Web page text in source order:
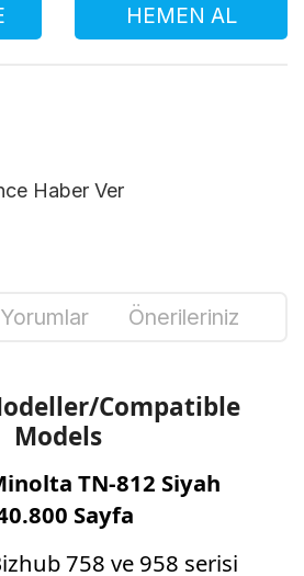
HEMEN AL
Haber Ver
Yorumlar Önerileriniz
Compatible
Models
TN-812 Siyah
Sayfa
758 ve 958 serisi